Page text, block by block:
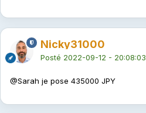
Nicky31000
Posté 2022-09-12 - 20:08:03
@Sarah je pose 435000 JPY